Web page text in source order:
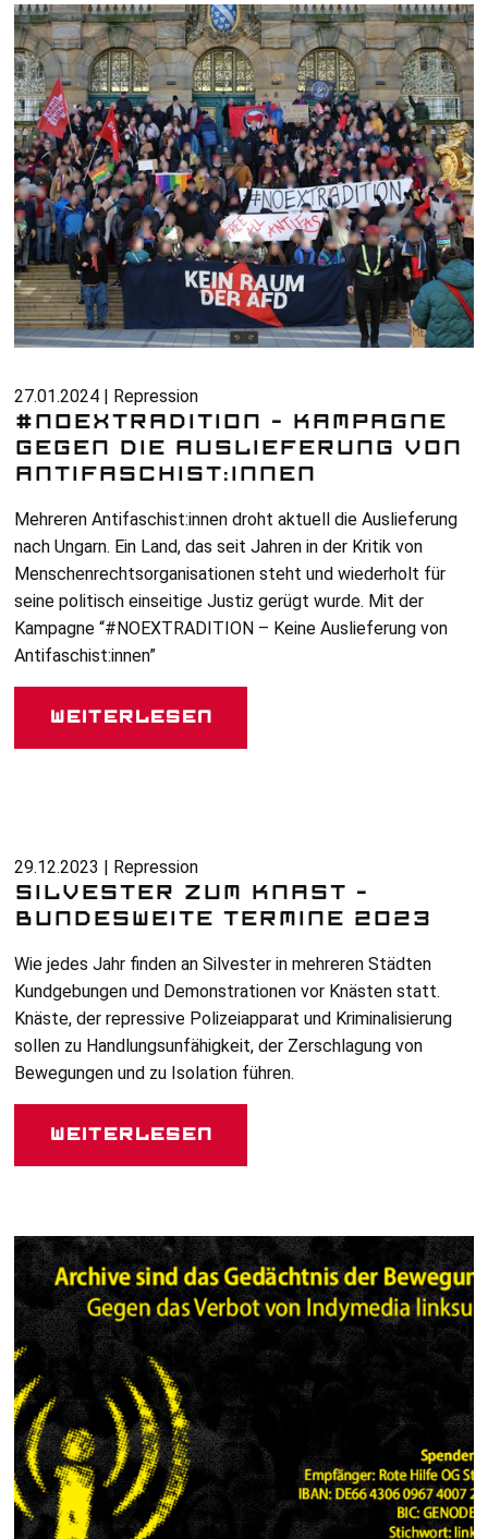
27.01.2024 | Repression
#NOEXTRADITION – KAMPAGNE
GEGEN DIE AUSLIEFERUNG VON
ANTIFASCHIST:INNEN
Mehreren Antifaschist:innen droht aktuell die Auslieferung
nach Ungarn. Ein Land, das seit Jahren in der Kritik von
Menschenrechtsorganisationen steht und wiederholt für
seine politisch einseitige Justiz gerügt wurde. Mit der
Kampagne “# NOEXTRADITION – Keine Auslieferung von
Antifaschist:innen”
Weiterlesen
29.12.2023 | Repression
SILVESTER ZUM KNAST –
BUNDESWEITE TERMINE 2023
Wie jedes Jahr finden an Silvester in mehreren Städten
Kundgebungen und Demonstrationen vor Knästen statt.
Knäste, der repressive Polizeiapparat und Kriminalisierung
sollen zu Handlungsunfähigkeit, der Zerschlagung von
Bewegungen und zu Isolation führen.
Weiterlesen